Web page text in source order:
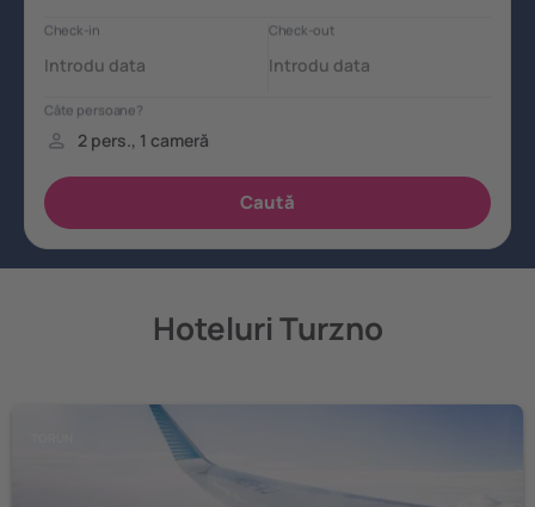
Hoteluri Turzno